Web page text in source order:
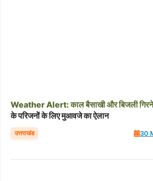
WeatherAlert: कालबैसाखीऔरबिजलीगिरने
के परिजनों के लिए मुआवजे का ऐलान
उत्तराखंड 30